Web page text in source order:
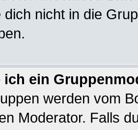
dich nicht in die
ich ein
werden vom
Moderator. Falls